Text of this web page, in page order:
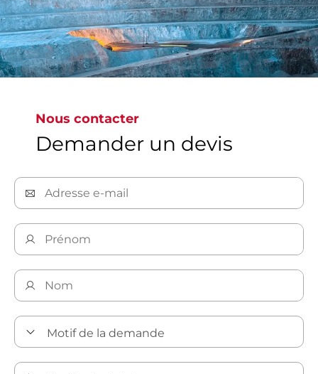
Nous contacter
Demander un devis